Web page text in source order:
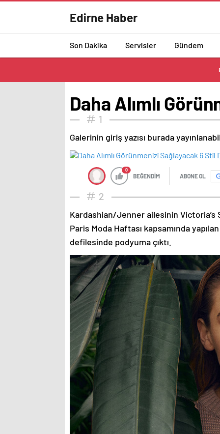
Edirne Haber
Son Dakika Servisler Gündem
Daha Alımlı
1
Galerinin giriş yazısı burada
0
BEĞENDİM ABONE OL
2
Kardashian/Jenner ailesinin
Paris Moda Haftası kapsamında
defilesinde podyuma çıktı.